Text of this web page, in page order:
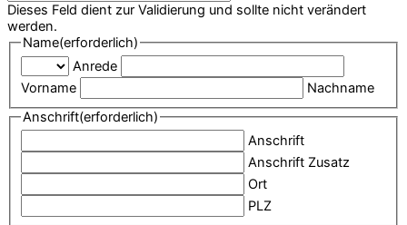
Dieses Feld dient zur Validierung und sollte nicht verändert
werden.
Name(erforderlich)
Anrede
Vorname
Nachname
Anschrift(erforderlich)
Anschrift
Anschrift Zusatz
Ort
PLZ